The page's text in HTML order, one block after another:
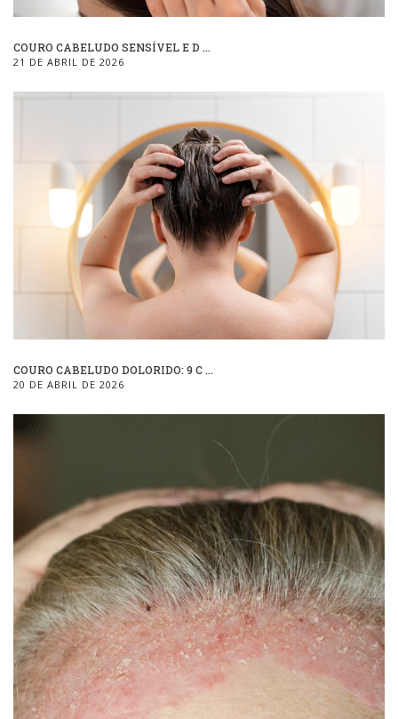
COURO CABELUDO SENSÍVEL E D ...
21 DE ABRIL DE 2026
COURO CABELUDO DOLORIDO: 9 C ...
20 DE ABRIL DE 2026